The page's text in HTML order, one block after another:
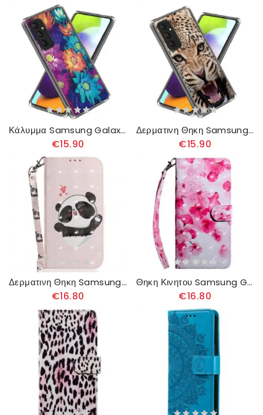
Κάλυμμα Samsung Galaxy A55 5g Χρυσάνθεμο Σιλικόνης
€15.90
Δερματινη Θηκη Samsung Galaxy A55 5g Με Μοτίβο Λεοπάρ
€15.90
Δερματινη Θηκη Samsung Galaxy A55 5g Panda Love With Strap
€16.80
Θηκη Κινητου Samsung Galaxy A55 5g Θήκες Κινητών Κόκκινα Λουλούδια Με Λουράκι
€16.80